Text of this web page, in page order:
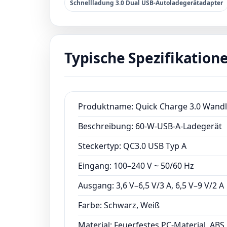
Schnellladung 3.0 Dual USB-Autoladegerätadapter
Typische
Produktname: Quick Charge 3.0
Beschreibung: 60-W-USB-A-Ladegerät
Steckertyp: QC3.0 USB Typ A
Eingang: 100–240 V ~ 50/60 Hz
Ausgang: 3,6 V–6,5 V/3 A, 6,5 V–9 V/2 A
Farbe: Schwarz, Weiß
Material: Feuerfestes PC-Material, ABS